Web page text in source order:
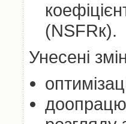
(NSFRк).
Унесені